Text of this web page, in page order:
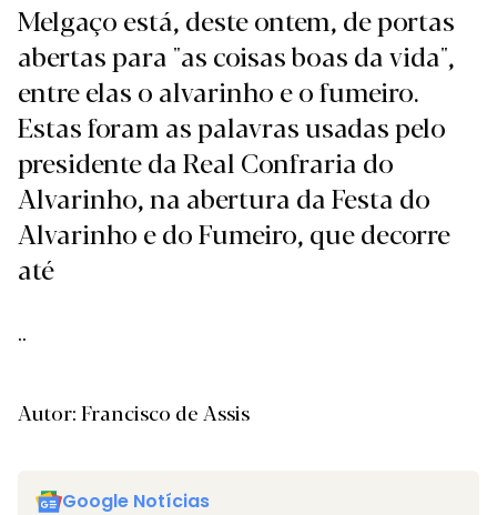
Melgaço está, deste ontem, de portas
abertas para "as coisas boas da vida",
entre elas o alvarinho e o fumeiro.
Estas foram as palavras usadas pelo
presidente da Real Confraria do
Alvarinho, na abertura da Festa do
Alvarinho e do Fumeiro, que decorre
até
..
Autor: Francisco de Assis
Google Notícias